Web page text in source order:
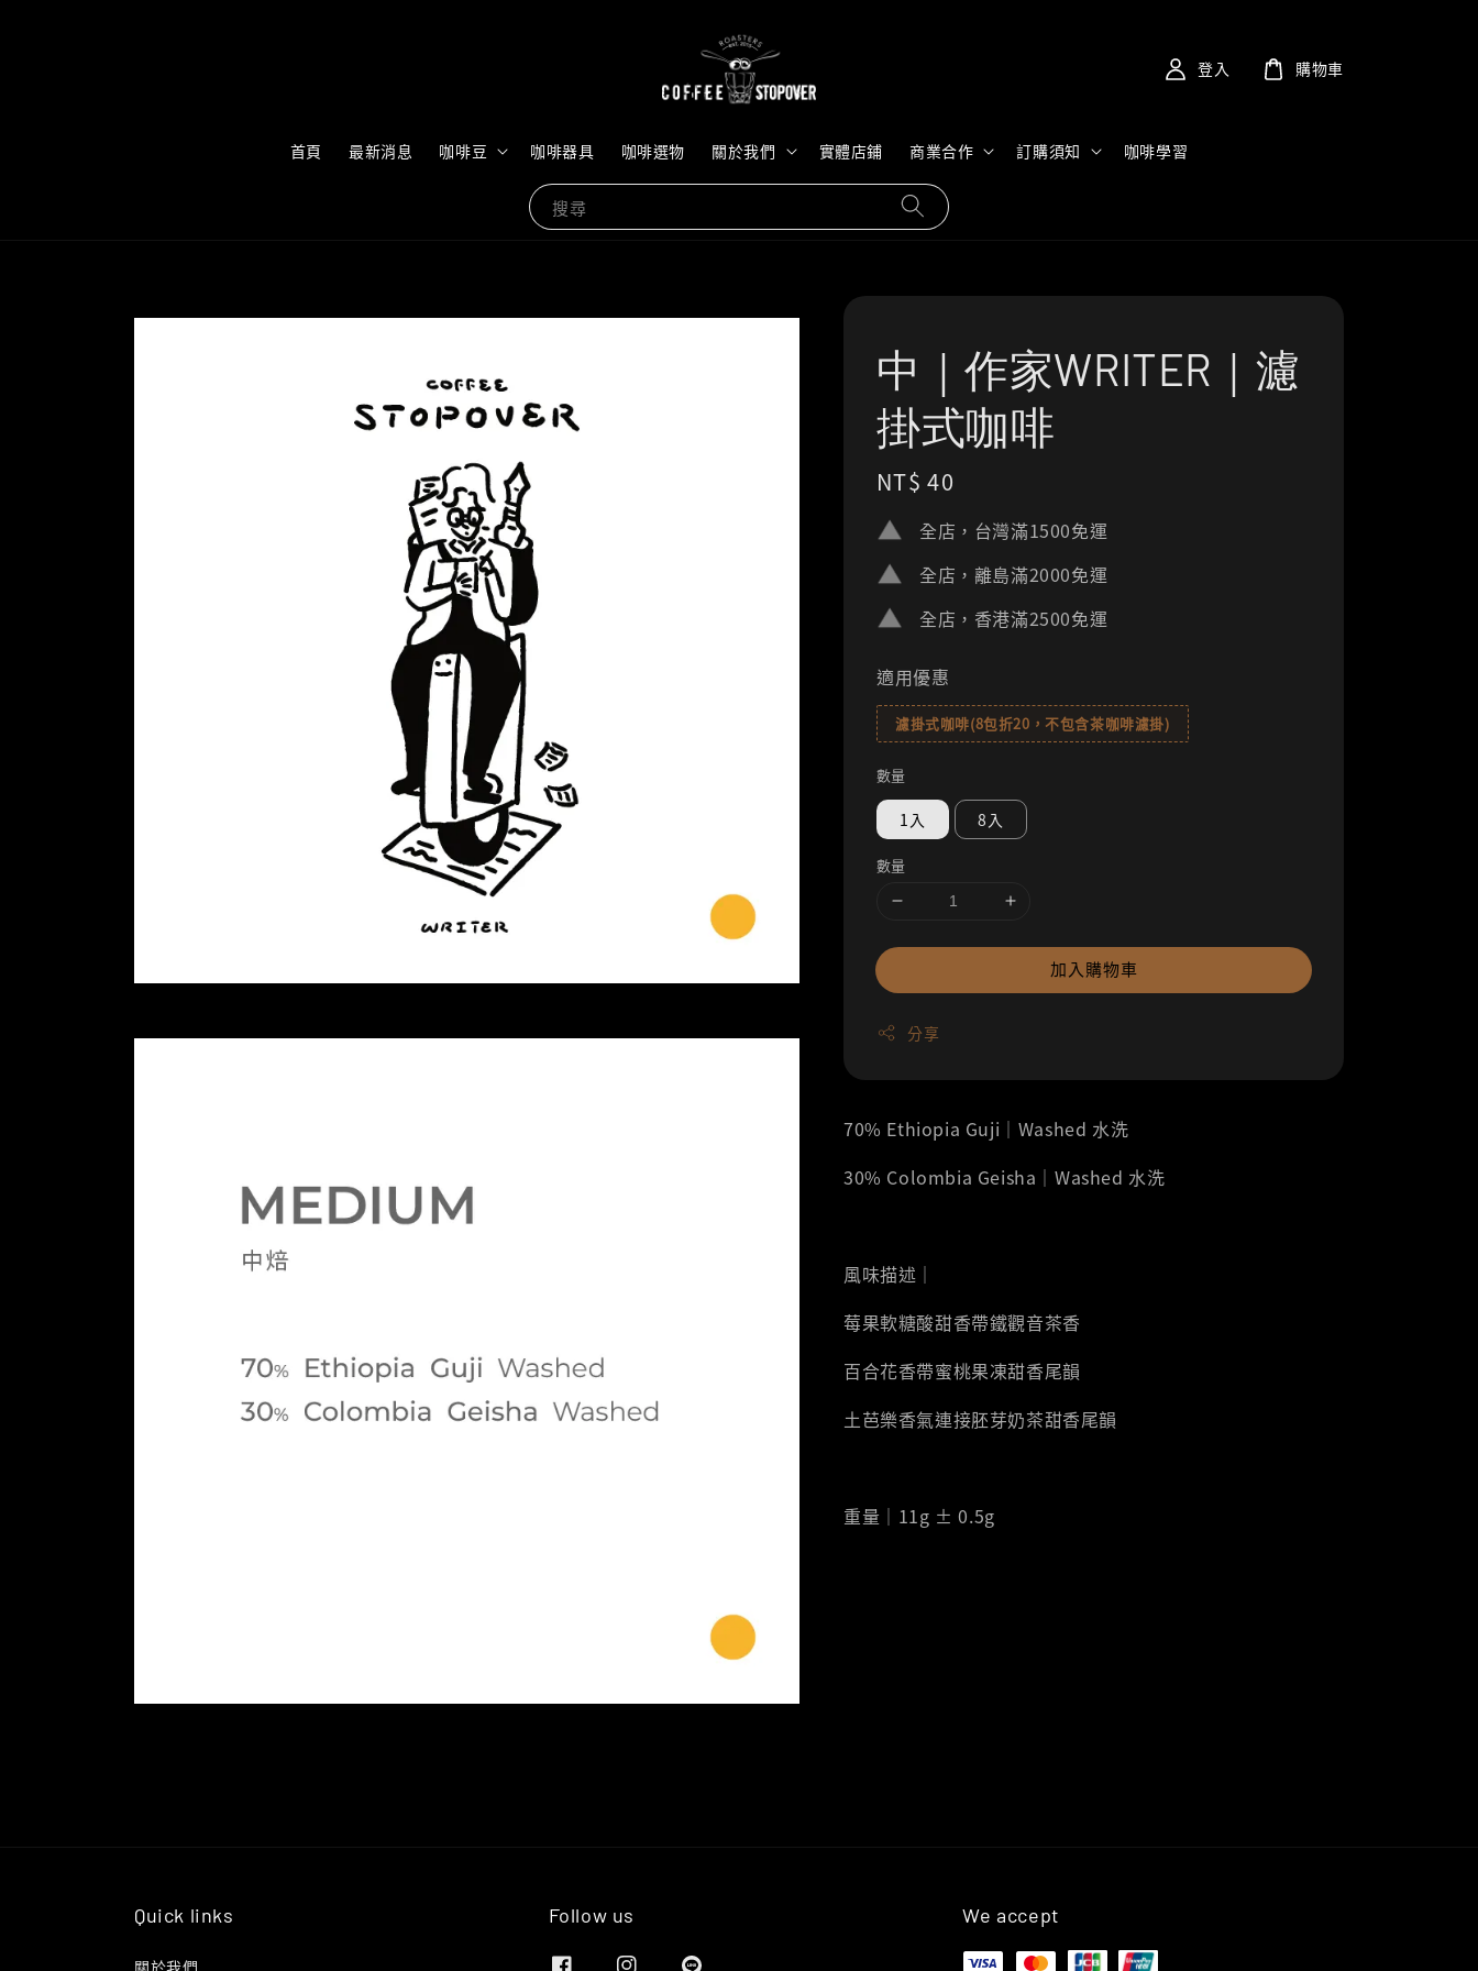
搜尋
首頁 最新消息 咖啡豆 咖啡器具 咖啡選物 關於我們 實體店鋪 商業合作 訂購須知 咖啡學習
登入 購物車
中｜作家WRITER｜濾
掛式咖啡
Regular
price
NT$ 40
全店，台灣滿1500免運
全店，離島滿2000免運
全店，香港滿2500免運
適用優惠
濾掛式咖啡(8包折20，不包含茶咖啡濾掛)
數量
1入 8入
數量
加入購物車
分享
70% Ethiopia Guji｜Washed 水洗
30% Colombia Geisha｜Washed 水洗
風味描述｜
莓果軟糖酸甜香帶鐵觀音茶香
百合花香帶蜜桃果凍甜香尾韻
土芭樂香氣連接胚芽奶茶甜香尾韻
重量｜11g ± 0.5g
Quick links
關於我們
Follow us We accept